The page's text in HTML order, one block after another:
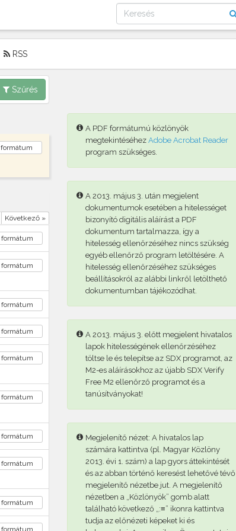
RSS
Szűrés
formátum
Következő »
formátum
formátum
formátum
formátum
formátum
formátum
formátum
formátum
formátum
formátum
A PDF formátumú közlönyök
megtekintéséhez Adobe Acrobat Reader
program szükséges.
A 2013. május 3. után megjelent
dokumentumok esetében a hitelességet
bizonyító digitális aláírást a PDF
dokumentum tartalmazza, így a
hitelesség ellenőrzéséhez nincs szükség
egyéb ellenőrző program letöltésére. A
hitelesség ellenőrzéséhez szükséges
beállításokról az alábbi linkről letölthető
dokumentumban tájékozódhat.
A 2013. május 3. előtt megjelent hivatalos
lapok hitelességének ellenőrzéséhez
töltse le és telepítse az SDX programot, az
M2-es aláírásokhoz az újabb SDX Verify
Free M2 ellenőrző programot és a
tanúsítványokat!
Megjelenítő nézet: A hivatalos lap
számára kattintva (pl. Magyar Közlöny
2013. évi 1. szám) a lap gyors áttekintését
és az abban történő keresést lehetővé tévő
megjelenítő nézetbe jut. A megjelenítő
nézetben a „Közlönyök” gomb alatt
található következő „:≡” ikonra kattintva
tudja az előnézeti képeket ki és